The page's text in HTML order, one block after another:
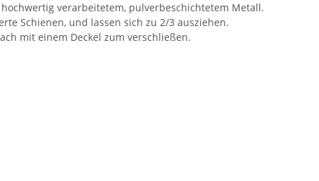
verarbeitetem, pulverbeschichtetem Metall.
Schienen, und lassen sich zu 2/3 ausziehen.
mit einem Deckel zum verschließen.